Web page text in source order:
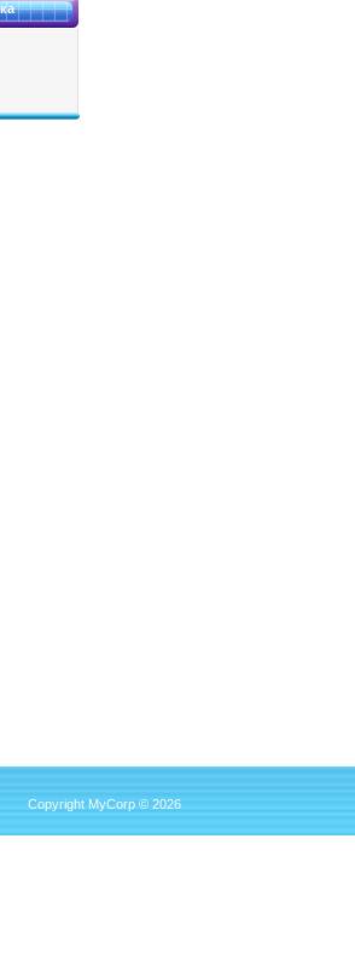
Copyright MyCorp © 2026